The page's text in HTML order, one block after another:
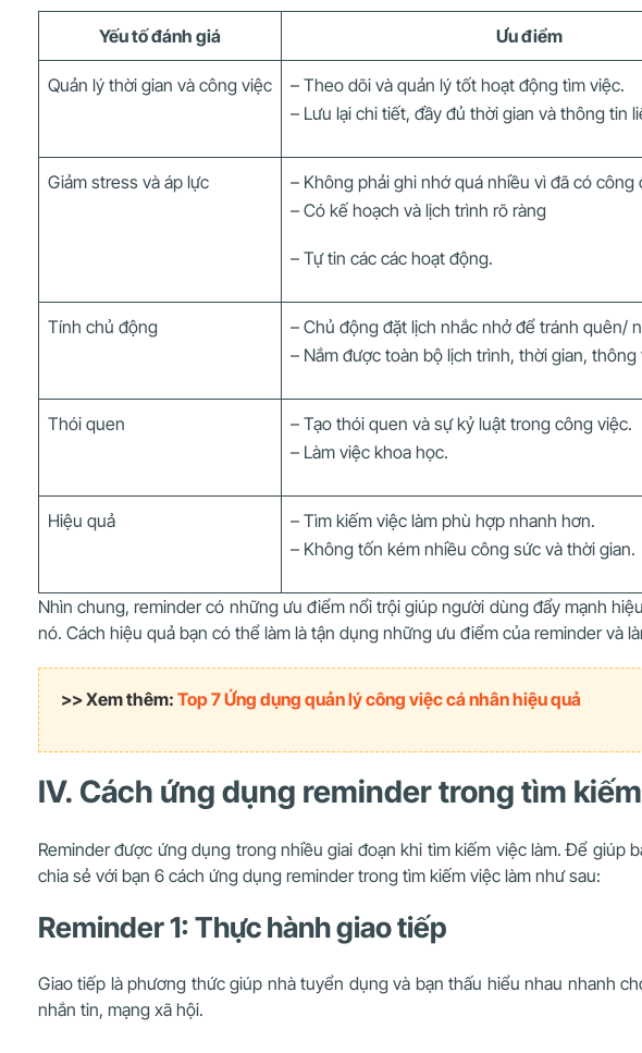
Yếu tố đánh giá Ưu điểm
Quản lý thời gian và công việc
– Theo dõi và quản lý tốt hoạt động tìm việc.
– Lưu lại chi tiết, đầy đủ thời gian và thông tin
Giảm stress và áp lực
– Không phải ghi nhớ quá nhiều vì đã có công
– Có kế hoạch và lịch trình rõ ràng
– Tự tin các các hoạt động.
Tính chủ động
– Chủ động đặt lịch nhắc nhở để tránh quên/
– Nắm được toàn bộ lịch trình, thời gian, thông
Thói quen
– Tạo thói quen và sự kỷ luật trong công việc.
– Làm việc khoa học.
Hiệu quả
– Tìm kiếm việc làm phù hợp nhanh hơn.
– Không tốn kém nhiều công sức và thời gian.
Nhìn chung, reminder có những ưu điểm nổi trội giúp người dùng đẩy mạnh
nó. Cách hiệu quả bạn có thể làm là tận dụng những ưu điểm của reminder và
>> Xem thêm: Top 7 Ứng dụng quản lý công việc cá nhân hiệu quả
IV. Cách ứng dụng reminder trong tìm
Reminder được ứng dụng trong nhiều giai đoạn khi tìm kiếm việc làm. Để
chia sẻ với bạn 6 cách ứng dụng reminder trong tìm kiếm việc làm như sau:
Reminder 1: Thực hành giao tiếp
Giao tiếp là phương thức giúp nhà tuyển dụng và bạn thấu hiểu nhau nhanh
nhắn tin, mạng xã hội.